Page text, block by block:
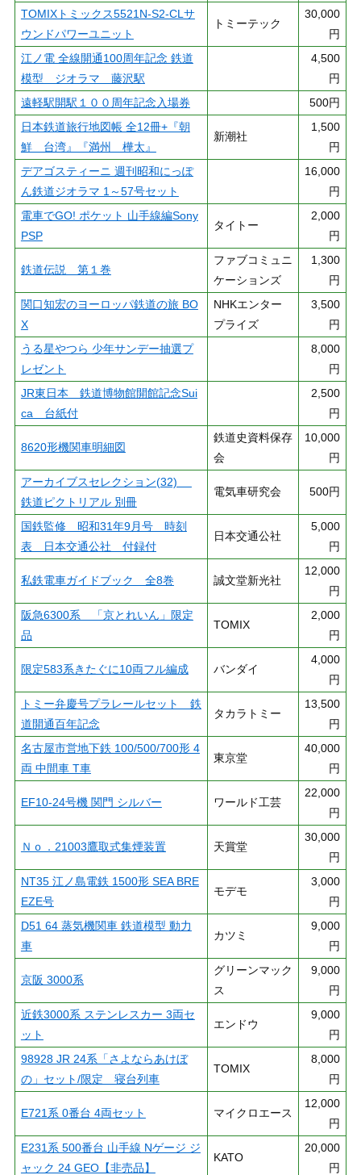
TOMIXトミックス5521N-S2-CLサ
ウンドパワーユニット
トミーテック
30,000
円
江ノ電 全線開通100周年記念 鉄道
模型 ジオラマ 藤沢駅
4,500
円
遠軽駅開駅１００周年記念入場券
500円
日本鉄道旅行地図帳 全12冊+『朝
鮮 台湾』『満州 樺太』
新潮社
1,500
円
デアゴスティーニ 週刊昭和にっぽ
ん鉄道ジオラマ 1～57号セット
16,000
円
電車でGO! ポケット 山手線編Sony
PSP
タイトー
2,000
円
鉄道伝説 第１巻
ファブコミュニ
ケーションズ
1,300
円
関口知宏のヨーロッパ鉄道の旅 BO
X
NHKエンター
プライズ
3,500
円
うる星やつら 少年サンデー抽選プ
レゼント
8,000
円
JR東日本 鉄道博物館開館記念Sui
ca 台紙付
2,500
円
8620形機関車明細図
鉄道史資料保存
会
10,000
円
アーカイブスセレクション(32)
鉄道ピクトリアル 別冊
電気車研究会 500円
国鉄監修 昭和31年9月号 時刻
表 日本交通公社 付録付
日本交通公社
5,000
円
私鉄電車ガイドブック 全8巻 誠文堂新光社
12,000
円
阪急6300系 「京とれいん」限定
品
TOMIX
2,000
円
限定583系きたぐに10両フル編成 バンダイ
4,000
円
トミー弁慶号プラレールセット 鉄
道開通百年記念
タカラトミー
13,500
円
名古屋市営地下鉄 100/500/700形 4
両 中間車 T車
東京堂
40,000
円
EF10-24号機 関門 シルバー ワールド工芸
22,000
円
Ｎｏ．21003鷹取式集煙装置 天賞堂
30,000
円
NT35 江ノ島電鉄 1500形 SEA BRE
EZE号
モデモ
3,000
円
D51 64 蒸気機関車 鉄道模型 動力
車
カツミ
9,000
円
京阪 3000系
グリーンマック
ス
9,000
円
近鉄3000系 ステンレスカー 3両セ
ット
エンドウ
9,000
円
98928 JR 24系「さよならあけぼ
の」セット/限定 寝台列車
TOMIX
8,000
円
E721系 0番台 4両セット マイクロエース
12,000
円
E231系 500番台 山手線 Nゲージ ジ
ャック 24 GEO【非売品】
KATO
20,000
円